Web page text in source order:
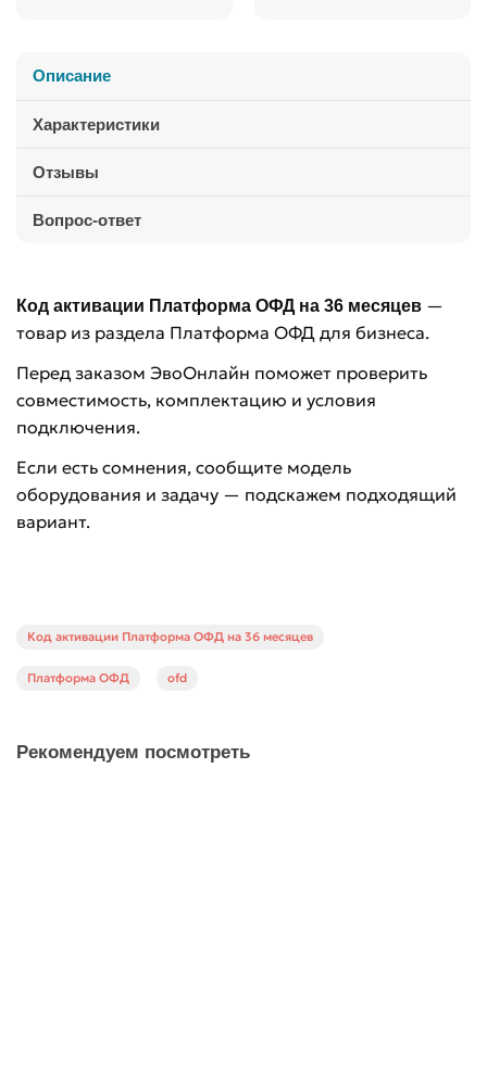
Описание
Характеристики
Отзывы
Вопрос-ответ
Код активации Платформа ОФД на 36 месяцев —
товар из раздела Платформа ОФД для бизнеса.
Перед заказом ЭвоОнлайн поможет проверить
совместимость, комплектацию и условия
подключения.
Если есть сомнения, сообщите модель
оборудования и задачу — подскажем подходящий
вариант.
Код активации Платформа ОФД на 36 месяцев
Платформа ОФД ofd
Рекомендуем посмотреть